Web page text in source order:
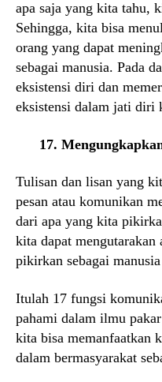
apa saja yang kita tahu,
Sehingga, kita bisa
orang yang dapat
sebagai manusia. Pada
eksistensi diri dan
eksistensi dalam jati diri
17.
Tulisan dan lisan yang
pesan atau komunikan
dari apa yang kita
kita dapat mengutarakan
pikirkan sebagai
Itulah 17 fungsi
pahami dalam ilmu
kita bisa memanfaatkan
dalam bermasyarakat